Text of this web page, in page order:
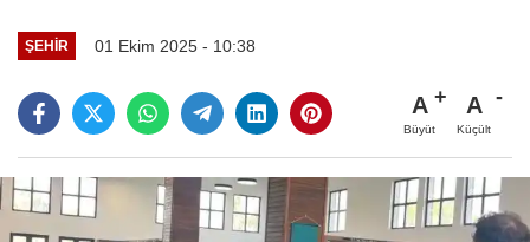
ŞEHIR 01 Ekim 2025 - 10:38
A
Büyüt
A
Küçült